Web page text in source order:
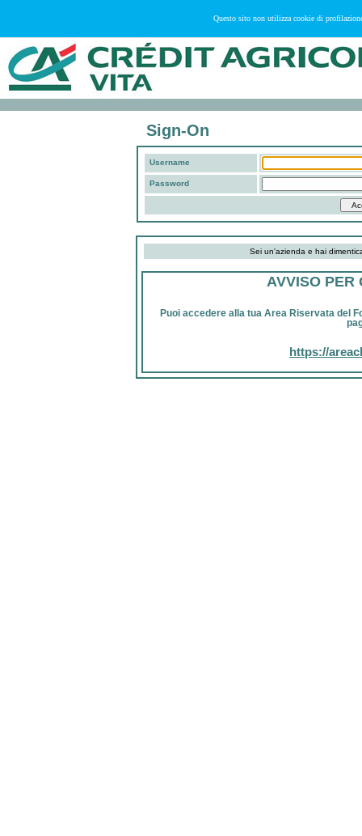
Questo sito non utilizza cookie di
Sign-On
Username
Password
Sei un'azienda e hai
AVVISO PER
Puoi accedere alla tua Area Riservata del
https://